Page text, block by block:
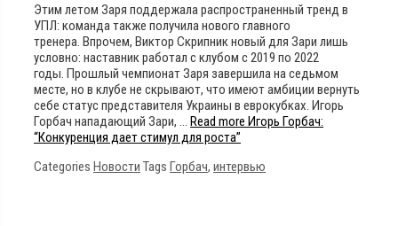
Этим летом Заря поддержала распространенный тренд в
УПЛ: команда также получила нового главного
тренера. Впрочем, Виктор Скрипник новый для Зари лишь
условно: наставник работал с клубом с 2019 по 2022
годы. Прошлый чемпионат Заря завершила на седьмом
месте, но в клубе не скрывают, что имеют амбиции вернуть
себе статус представителя Украины в еврокубках. Игорь
Горбач нападающий Зари, … Read more Игорь Горбач:
“Конкуренция дает стимул для роста”
Categories Новости Tags Горбач, интервью